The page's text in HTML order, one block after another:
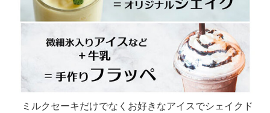
ミルクセーキだけでなくお好きなアイスでシェイクド